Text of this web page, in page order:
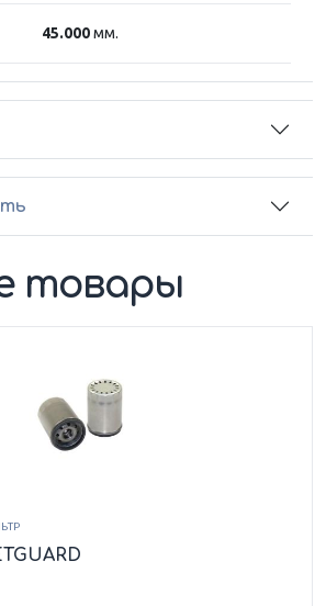
45.000мм.
товары